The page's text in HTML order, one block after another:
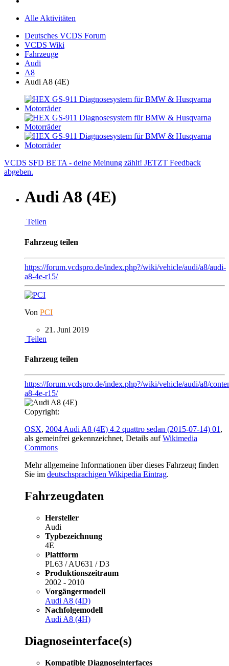
Alle Aktivitäten
Deutsches VCDS Forum
VCDS Wiki
Fahrzeuge
Audi
A8
Audi A8 (4E)
VCDS SFD BETA - deine Meinung zählt! JETZT Feedback
abgeben.
Audi A8 (4E)
Teilen
Fahrzeug teilen
https://forum.vcdspro.de/index.php?/wiki/vehicle/audi/a8/audi-
a8-4e-r15/
Von PCI
21. Juni 2019
Teilen
Fahrzeug teilen
https://forum.vcdspro.de/index.php?/wiki/vehicle/audi/a8/
a8-4e-r15/
Copyright:
OSX, 2004 Audi A8 (4E) 4.2 quattro sedan (2015-07-14) 01,
als gemeinfrei gekennzeichnet, Details aufWikimedia
Commons
Mehr allgemeine Informationen über dieses Fahrzeug finden
Sie im deutschsprachigen Wikipedia Eintrag.
Fahrzeugdaten
Hersteller
Audi
Typbezeichnung
4E
Plattform
PL63 / AU631 / D3
Produktionszeitraum
2002 - 2010
Vorgängermodell
Audi A8 (4D)
Nachfolgemodell
Audi A8 (4H)
Diagnoseinterface(s)
Kompatible Diagnoseinterfaces